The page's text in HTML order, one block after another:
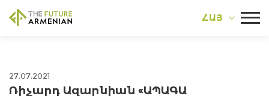
ՀԱՅ
27.07.2021
Ռիչարդ Ազարնիան «ԱՊԱԳԱ